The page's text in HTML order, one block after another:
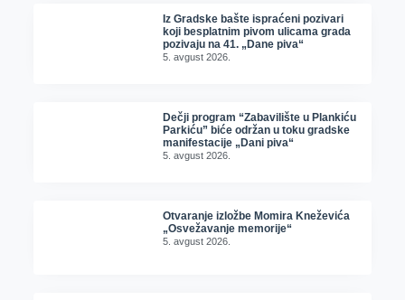
Iz Gradske bašte ispraćeni pozivari
koji besplatnim pivom ulicama grada
pozivaju na 41. „Dane piva“
5. avgust 2026.
Dečji program “Zabavilište u Plankiću
Parkiću” biće održan u toku gradske
manifestacije „Dani piva“
5. avgust 2026.
Otvaranje izložbe Momira Kneževića
„Osvežavanje memorije“
5. avgust 2026.